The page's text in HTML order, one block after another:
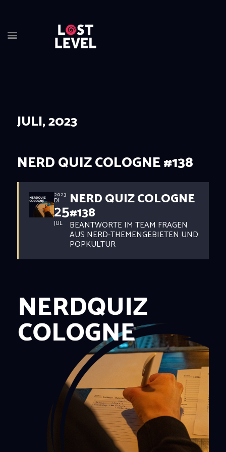
JULI, 2023
NERD QUIZ COLOGNE #138
2023
DI
25
JUL
NERD QUIZ COLOGNE
#138
BEANTWORTE IM TEAM FRAGEN
AUS NERD-THEMENGEBIETEN UND
POPKULTUR